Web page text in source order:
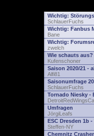
Wichtig:
SchlauerFuchs
Wichtig: Fanbus
Bane
Wichtig:
zwelch
Wie schauts aus?
Kufenschoner
Saison 2020/21 -
Alfi81
Saisonumfrage
SchlauerFuchs
Tornado Niesky -
Umfragen
JörgiLeafs
ESC Dresden 1b
Steffen-NY
Chemnitz